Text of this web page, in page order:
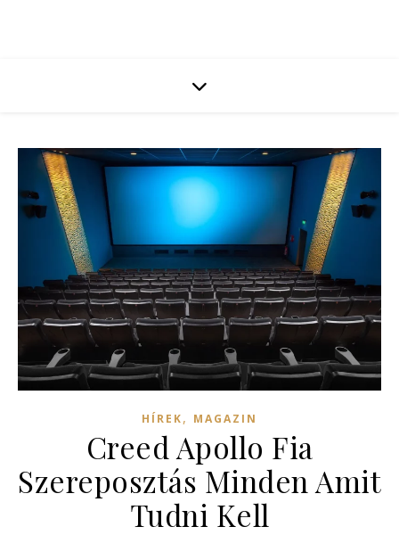
HÍREK, MAGAZIN
Creed Apollo Fia
Szereposztás Minden Amit
Tudni Kell